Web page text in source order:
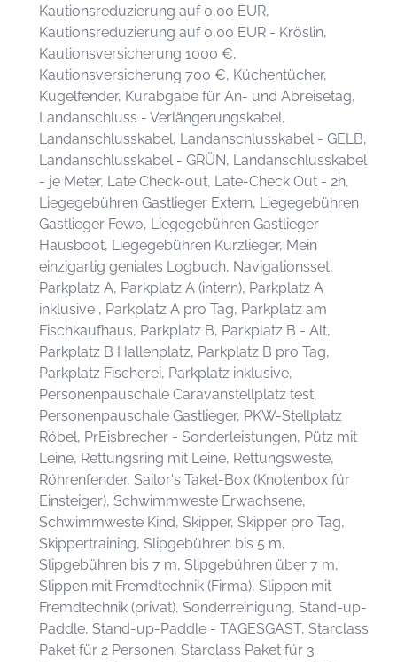
Kautionsreduzierung auf 0,00 EUR,
Kautionsreduzierung auf 0,00 EUR - Kröslin,
Kautionsversicherung 1000 €,
Kautionsversicherung 700 €, Küchentücher,
Kugelfender, Kurabgabe für An- und Abreisetag,
Landanschluss - Verlängerungskabel,
Landanschlusskabel, Landanschlusskabel - GELB,
Landanschlusskabel - GRÜN, Landanschlusskabel
- je Meter, Late Check-out, Late-Check Out - 2h,
Liegegebühren Gastlieger Extern, Liegegebühren
Gastlieger Fewo, Liegegebühren Gastlieger
Hausboot, Liegegebühren Kurzlieger, Mein
einzigartig geniales Logbuch, Navigationsset,
Parkplatz A, Parkplatz A (intern), Parkplatz A
inklusive , Parkplatz A pro Tag, Parkplatz am
Fischkaufhaus, Parkplatz B, Parkplatz B - Alt,
Parkplatz B Hallenplatz, Parkplatz B pro Tag,
Parkplatz Fischerei, Parkplatz inklusive,
Personenpauschale Caravanstellplatz test,
Personenpauschale Gastlieger, PKW-Stellplatz
Röbel, PrEisbrecher - Sonderleistungen, Pütz mit
Leine, Rettungsring mit Leine, Rettungsweste,
Röhrenfender, Sailor's Takel-Box (Knotenbox für
Einsteiger), Schwimmweste Erwachsene,
Schwimmweste Kind, Skipper, Skipper pro Tag,
Skippertraining, Slipgebühren bis 5 m,
Slipgebühren bis 7 m, Slipgebühren über 7 m,
Slippen mit Fremdtechnik (Firma), Slippen mit
Fremdtechnik (privat), Sonderreinigung, Stand-up-
Paddle, Stand-up-Paddle - TAGESGAST, Starclass
Paket für 2 Personen, Starclass Paket für 3